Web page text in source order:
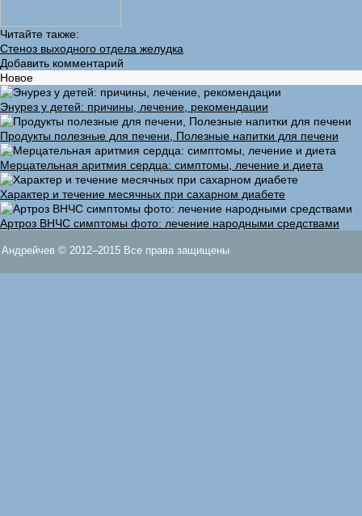
Читайте также:
Стеноз выходного отдела желудка
Добавить комментарий
Новое
Энурез у детей: причины, лечение, рекомендации
Продукты полезные для печени, Полезные напитки для печени
Мерцательная аритмия сердца: симптомы, лечение и диета
Характер и течение месячных при сахарном диабете
Артроз ВНЧС симптомы фото: лечение народными средствами
Андрейчев © 2012–2015 Все права защищены